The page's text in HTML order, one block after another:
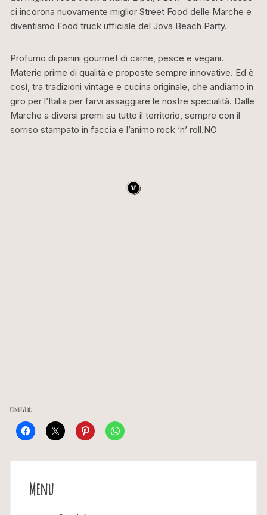
ci incorona nuovamente miglior Street Food delle Marche e
diventiamo Food truck ufficiale del Jova Beach Party.
Profumo di panini gourmet di carne, pesce e vegani.
Materie prime di qualità e proposte sempre innovative. Ed è
così, tra tradizioni vintage e cucina originale, che andiamo in
giro per l’Italia per farvi assaggiare le nostre specialità. Dalle
Marche a diversi premi su tutto il territorio, sempre con il
sorriso stampato in faccia e l’animo rock ‘n’ roll.NO
Condividi:
Menu